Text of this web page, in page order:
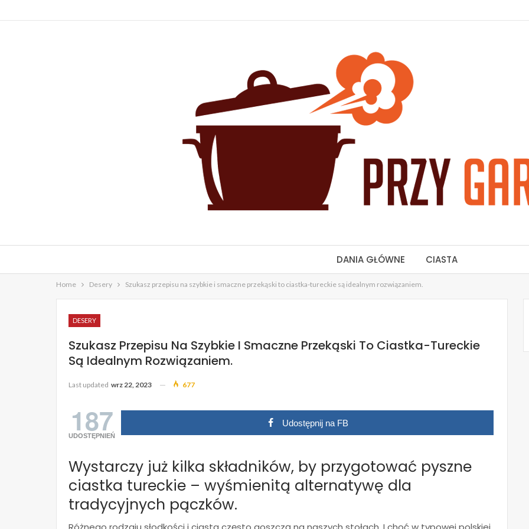
DANIA GŁÓWNE CIASTA
Home Desery Szukasz przepisu na szybkie i smaczne przekąski to ciastka-tureckie są idealnym rozwiązaniem.
DESERY
Szukasz Przepisu Na Szybkie I Smaczne Przekąski To Ciastka-Tureckie
Są Idealnym Rozwiązaniem.
Last updated wrz 22, 2023 677
187
UDOSTĘPNIEŃ
Udostępnij na FB
Wystarczy już kilka składników, by przygotować pyszne
ciastka tureckie – wyśmienitą alternatywę dla
tradycyjnych pączków.